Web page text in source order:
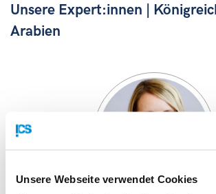
Unsere Webseite verwendet Cookies
Unsere Expert:innen |
Arabien